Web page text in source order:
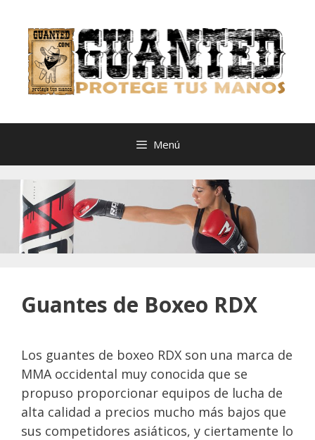
contenido
Menú
Guantes de Boxeo RDX
Los guantes de boxeo RDX son una marca de
MMA occidental muy conocida que se
propuso proporcionar equipos de lucha de
alta calidad a precios mucho más bajos que
sus competidores asiáticos, y ciertamente lo